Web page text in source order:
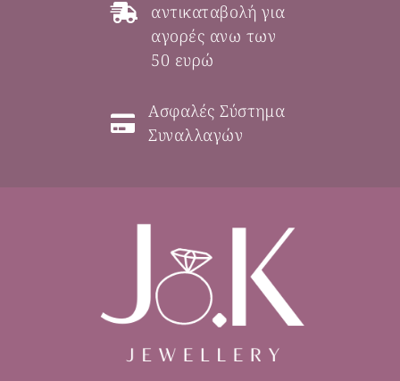
αντικαταβολή για
αγορές ανω των
50 ευρώ
Ασφαλές Σύστημα
Συναλλαγών